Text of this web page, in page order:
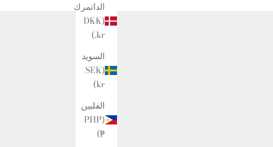
الدانمرك
(DKK
kr.)
السويد
(SEK
kr)
الفلبين
(PHP
₱)